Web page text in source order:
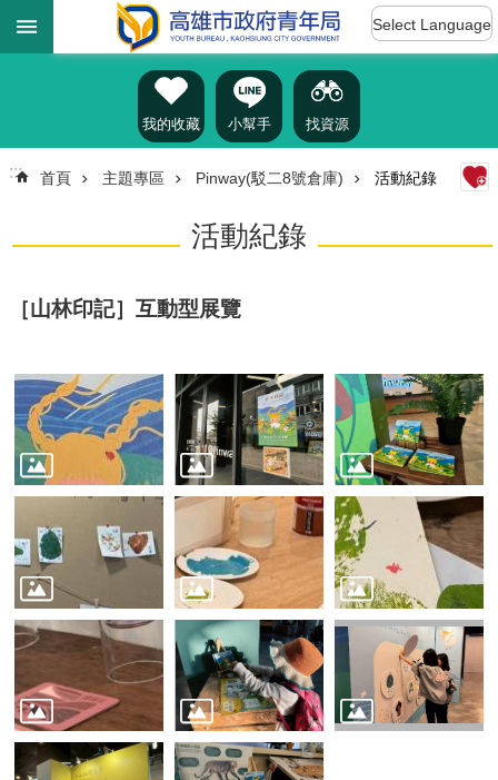
跳到主要內容區塊
識
公
告
雄
青
資
主
題
專
區
民
服
務
Select Language
我的收藏 小幫手 找資源
::: 首頁 主題專區 Pinway(駁二8號倉庫) 活動紀錄
活動紀錄
［山林印記］互動型展覽